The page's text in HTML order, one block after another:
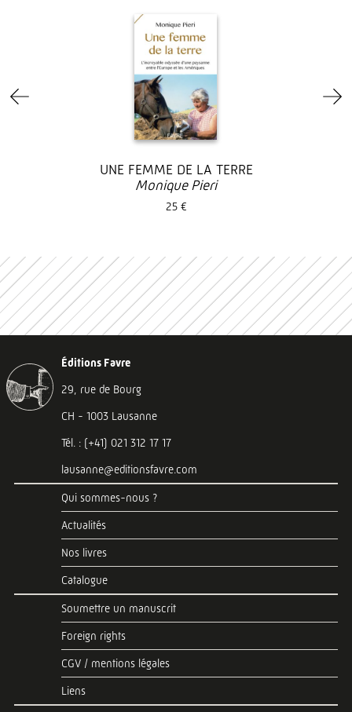
UNE FEMME DE LA TERRE
Monique Pieri
25 €
Éditions Favre
29, rue de Bourg
CH - 1003 Lausanne
Tél. : (+41) 021 312 17 17
lausanne@editionsfavre.com
Qui sommes-nous ?
Actualités
Nos livres
Catalogue
Soumettre un manuscrit
Foreign rights
CGV / mentions légales
Liens